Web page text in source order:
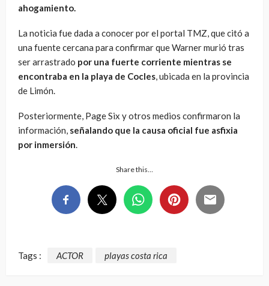
ahogamiento.
La noticia fue dada a conocer por el portal TMZ, que citó a
una fuente cercana para confirmar que Warner murió tras
ser arrastrado por una fuerte corriente mientras se
encontraba en la playa de Cocles, ubicada en la provincia
de Limón.
Posteriormente, Page Six y otros medios confirmaron la
información, señalando que la causa oficial fue asfixia
por inmersión.
Share this…
Tags : ACTOR playas costa rica